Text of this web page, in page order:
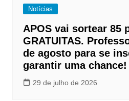
Notícias
APOS vai sortear 85
GRATUITAS.
de agosto para se
garantir uma chance!
29 de julho de 2026